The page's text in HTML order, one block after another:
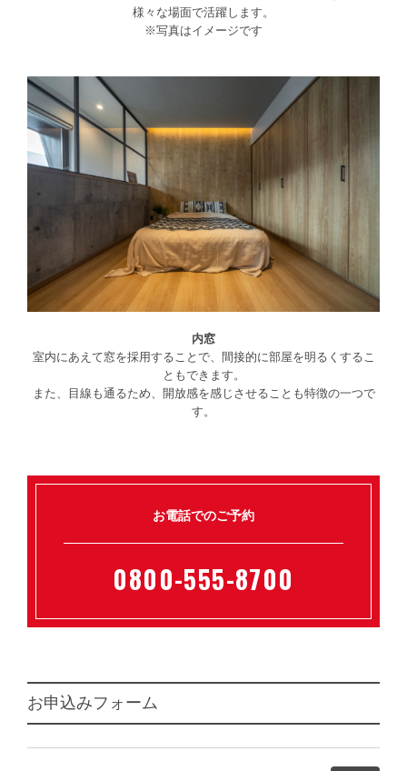
様々な場面で活躍します。
※写真はイメージです
内窓
室内にあえて窓を採用することで、間接的に部屋を明るくするこ
ともできます。
また、目線も通るため、開放感を感じさせることも特徴の一つで
す。
お電話でのご予約
0800-555-8700
お申込みフォーム